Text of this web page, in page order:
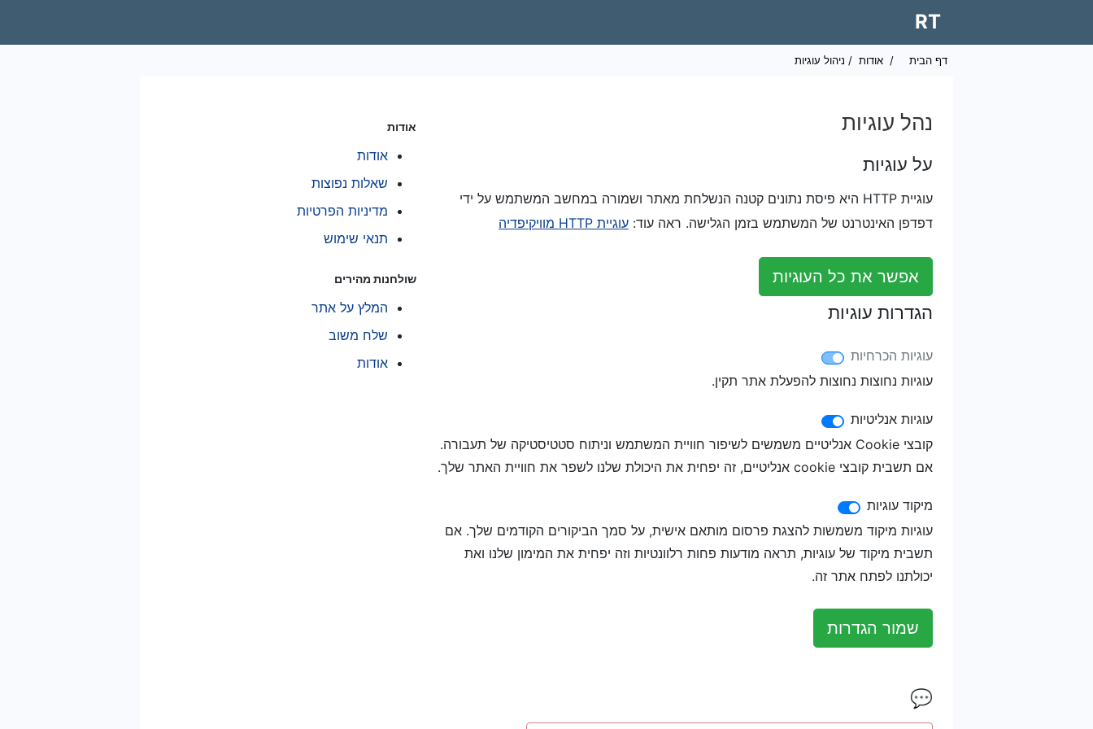
RT
דף הבית / אודות / ניהול עוגיות
נהל עוגיות
על עוגיות
עוגיית HTTP היא פיסת נתונים קטנה הנשלחת מאתר ושמורה במחשב המשתמש על ידי
דפדפן האינטרנט של המשתמש בזמן הגלישה. ראה עוד: עוגיית HTTP מוויקיפדיה
אפשר את כל העוגיות
הגדרות עוגיות
עוגיות הכרחיות
עוגיות נחוצות נחוצות להפעלת אתר תקין.
עוגיות אנליטיות
קובצי Cookie אנליטיים משמשים לשיפור חוויית המשתמש וניתוח סטטיסטיקה של תעבורה.
אם תשבית קובצי cookie אנליטיים, זה יפחית את היכולת שלנו לשפר את חוויית האתר שלך.
מיקוד עוגיות
עוגיות מיקוד משמשות להצגת פרסום מותאם אישית, על סמך הביקורים הקודמים שלך. אם
תשבית מיקוד של עוגיות, תראה מודעות פחות רלוונטיות וזה יפחית את המימון שלנו ואת
יכולתנו לפתח אתר זה.
שמור הגדרות
💬
אודות
אודות
שאלות נפוצות
מדיניות הפרטיות
תנאי שימוש
שולחנות מהירים
המלץ על אתר
שלח משוב
אודות